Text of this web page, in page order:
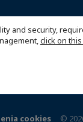
and security,
click on
cookies ©